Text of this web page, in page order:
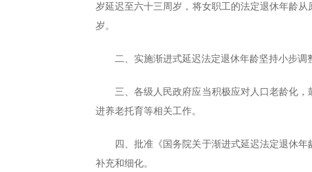
岁延迟至六十三周岁，将女职工的法定退休年龄
岁。
二、实施渐进式延迟法定退休年龄坚持小步调
三、各级人民政府应当积极应对人口老龄化
进养老托育等相关工作。
四、批准《国务院关于渐进式延迟法定退休
补充和细化。